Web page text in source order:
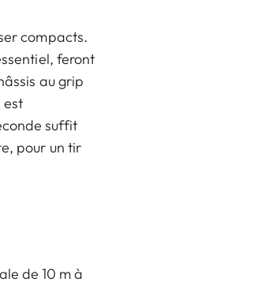
compacts.
feront
au grip
est
suffit
pour un tir
de 10 m à